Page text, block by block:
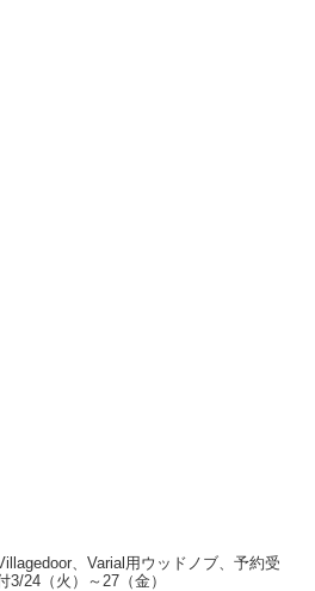
、Varial用ウッドノブ、予約受
3/24（火）～27（金）